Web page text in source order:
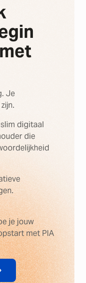
Je
digitaal
die
je jouw
met PIA